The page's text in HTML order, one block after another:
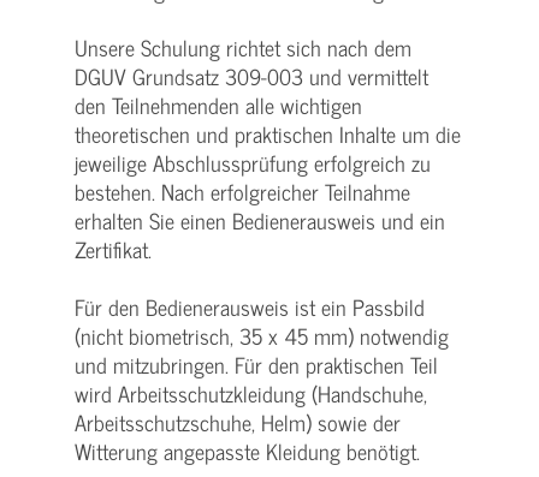
Unsere Schulung richtet sich nach dem
DGUV Grundsatz 309-003 und vermittelt
den Teilnehmenden alle wichtigen
theoretischen und praktischen Inhalte um die
jeweilige Abschlussprüfung erfolgreich zu
bestehen. Nach erfolgreicher Teilnahme
erhalten Sie einen Bedienerausweis und ein
Zertifikat.
Für den Bedienerausweis ist ein Passbild
(nicht biometrisch, 35 x 45 mm) notwendig
und mitzubringen. Für den praktischen Teil
wird Arbeitsschutzkleidung (Handschuhe,
Arbeitsschutzschuhe, Helm) sowie der
Witterung angepasste Kleidung benötigt.